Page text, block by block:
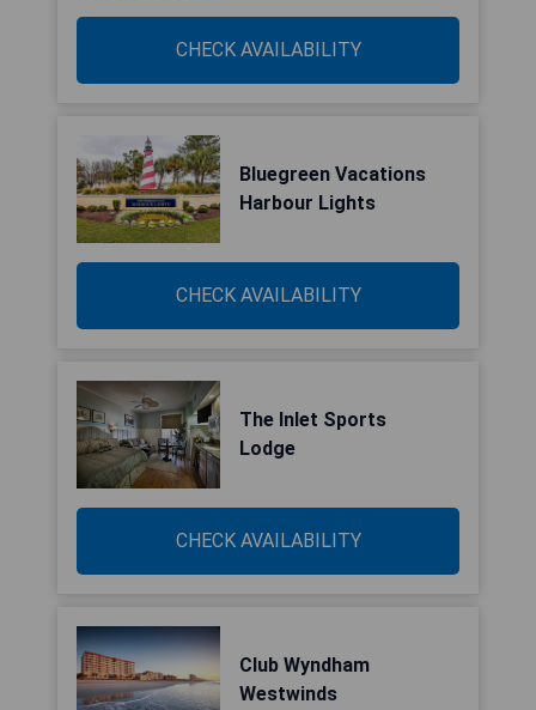
CHECK AVAILABILITY
Bluegreen Vacations
Harbour Lights
CHECK AVAILABILITY
The Inlet Sports
Lodge
CHECK AVAILABILITY
Club Wyndham
Westwinds